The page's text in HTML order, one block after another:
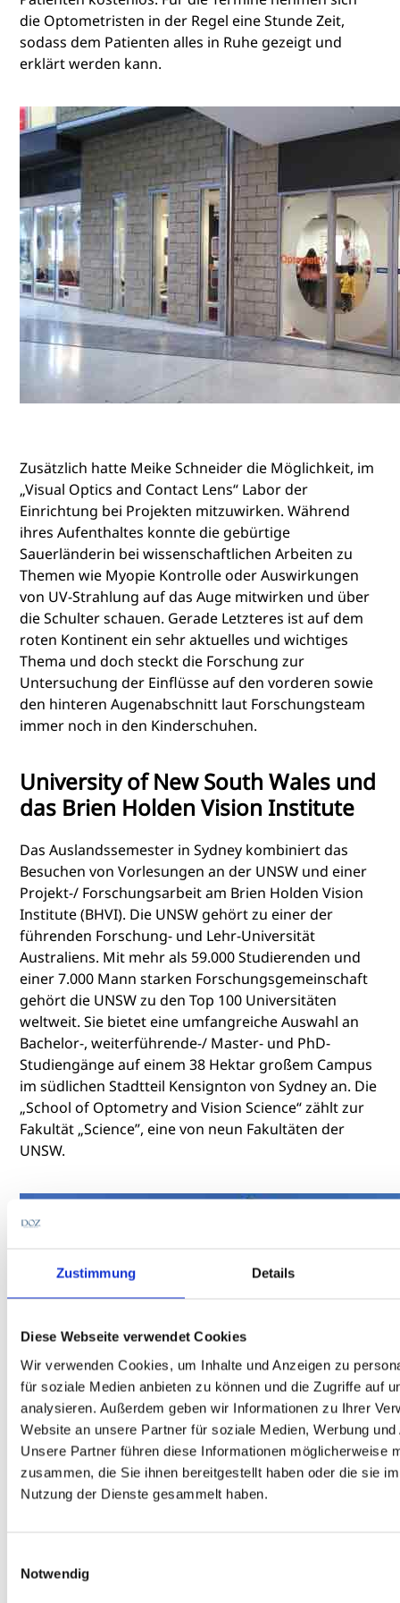
Zustimmung Details
Diese Webseite verwendet Cookies
Wir verwenden Cookies, um Inhalte und Anzeigen zu
für soziale Medien anbieten zu können und die Zugriffe auf
analysieren. Außerdem geben wir Informationen zu Ihrer
Website an unsere Partner für soziale Medien, Werbung
Unsere Partner führen diese Informationen möglicherweise
zusammen, die Sie ihnen bereitgestellt haben oder die sie
Nutzung der Dienste gesammelt haben.
Notwendig
die Optometristen in der Regel eine Stunde Zeit,
sodass dem Patienten alles in Ruhe gezeigt und
erklärt werden kann.
Zusätzlich hatte Meike Schneider die Möglichkeit, im
„Visual Optics and Contact Lens“ Labor der
Einrichtung bei Projekten mitzuwirken. Während
ihres Aufenthaltes konnte die gebürtige
Sauerländerin bei wissenschaftlichen Arbeiten zu
Themen wie Myopie Kontrolle oder Auswirkungen
von UV-Strahlung auf das Auge mitwirken und über
die Schulter schauen. Gerade Letzteres ist auf dem
roten Kontinent ein sehr aktuelles und wichtiges
Thema und doch steckt die Forschung zur
Untersuchung der Einflüsse auf den vorderen sowie
den hinteren Augenabschnitt laut Forschungsteam
immer noch in den Kinderschuhen.
University of New South Wales und
das Brien Holden Vision Institute
Das Auslandssemester in Sydney kombiniert das
Besuchen von Vorlesungen an der UNSW und einer
Projekt-/ Forschungsarbeit am Brien Holden Vision
Institute (BHVI). Die UNSW gehört zu einer der
führenden Forschung- und Lehr-Universität
Australiens. Mit mehr als 59.000 Studierenden und
einer 7.000 Mann starken Forschungsgemeinschaft
gehört die UNSW zu den Top 100 Universitäten
weltweit. Sie bietet eine umfangreiche Auswahl an
Bachelor-, weiterführende-/ Master- und PhD-
Studiengänge auf einem 38 Hektar großem Campus
im südlichen Stadtteil Kensignton von Sydney an. Die
„School of Optometry and Vision Science“ zählt zur
Fakultät „Science”, eine von neun Fakultäten der
UNSW.
Nadja Jerg besuchte die Vorlesungen „
Fokus bei „Disease oft he Eye“ liegt auf der
Erkennung und Differentialdiagnose verschiedener